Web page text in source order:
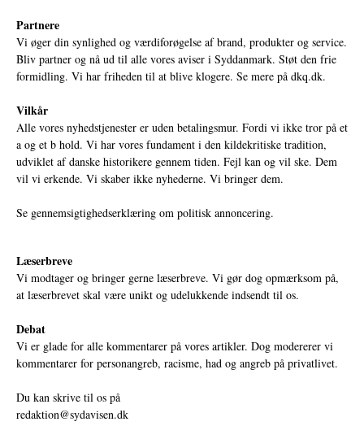
Partnere
Vi øger din synlighed og værdiforøgelse af brand, produkter og service.
Bliv partner og nå ud til alle vores aviser i Syddanmark. Støt den frie
formidling. Vi har friheden til at blive klogere. Se mere på dkq.dk.
Vilkår
Alle vores nyhedstjenester er uden betalingsmur. Fordi vi ikke tror på et
a og et b hold. Vi har vores fundament i den kildekritiske tradition,
udviklet af danske historikere gennem tiden. Fejl kan og vil ske. Dem
vil vi erkende. Vi skaber ikke nyhederne. Vi bringer dem.
Se gennemsigtighedserklæring om politisk annoncering.
Læserbreve
Vi modtager og bringer gerne læserbreve. Vi gør dog opmærksom på,
at læserbrevet skal være unikt og udelukkende indsendt til os.
Debat
Vi er glade for alle kommentarer på vores artikler. Dog modererer vi
kommentarer for personangreb, racisme, had og angreb på privatlivet.
Du kan skrive til os på
redaktion@sydavisen.dk